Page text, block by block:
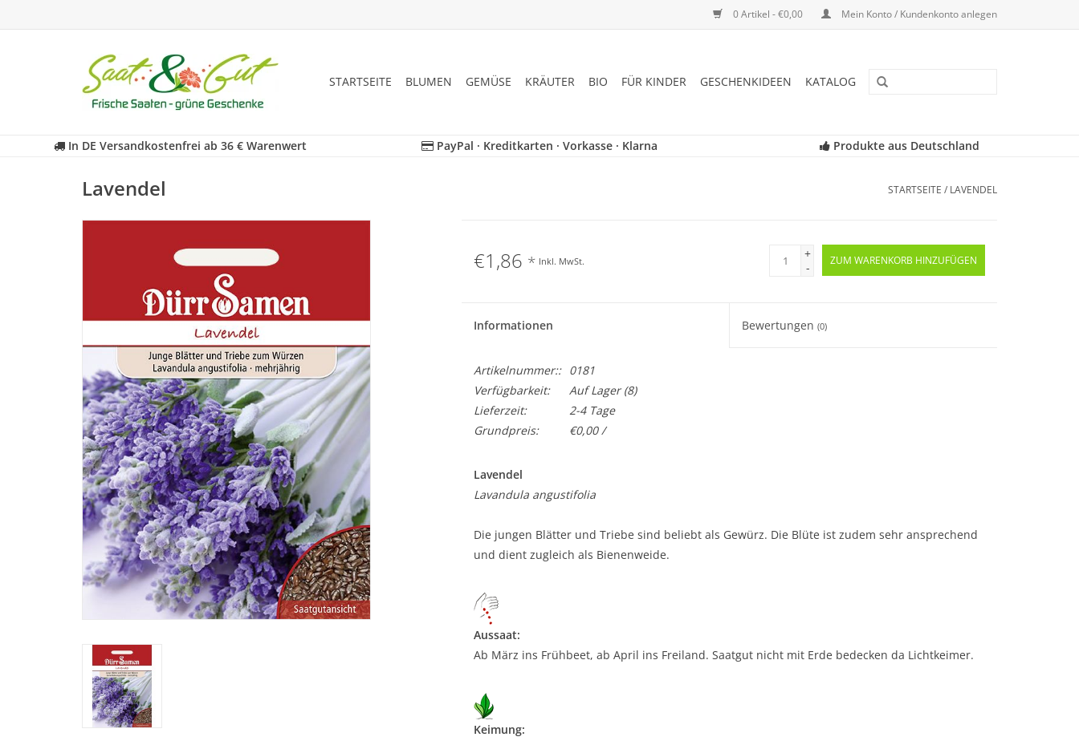
0 Artikel - €0,00 Mein Konto / Kundenkonto anlegen
STARTSEITE BLUMEN GEMÜSE KRÄUTER BIO FÜR KINDER GESCHENKIDEEN KATALOG
In DE Versandkostenfrei ab 36 € Warenwert PayPal · Kreditkarten · Vorkasse · Klarna Produkte aus Deutschland
Lavendel STARTSEITE / LAVENDEL
€1,86 * Inkl. MwSt.
+
-
ZUM WARENKORB HINZUFÜGEN
Informationen Bewertungen(0)
Artikelnummer::
0181
Verfügbarkeit:
Auf Lager(8)
Lieferzeit:
2-4 Tage
Grundpreis:
€0,00 /
Lavendel
Lavandula angustifolia
Die jungen Blätter und Triebe sind beliebt als Gewürz. Die Blüte ist zudem sehr ansprechend
und dient zugleich als Bienenweide.
Aussaat:
Ab März ins Frühbeet, ab April ins Freiland. Saatgut nicht mit Erde bedecken da Lichtkeimer.
Keimung: